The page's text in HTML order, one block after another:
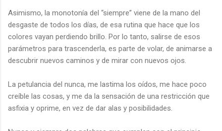
Asimismo, la monotonía del “siempre” viene de la mano del
desgaste de todos los días, de esa rutina que hace que los
colores vayan perdiendo brillo. Por lo tanto, salirse de esos
parámetros para trascenderla, es parte de volar, de animarse a
descubrir nuevos caminos y de mirar con nuevos ojos.
La petulancia del nunca, me lastima los oídos, me hace poco
creíble las cosas, y me da la sensación de una restricción que
asfixia y oprime, en vez de dar alas y posibilidades.